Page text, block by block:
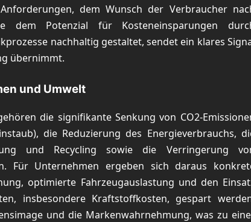
dem Wunsch der Verbraucher
dem Potenzial für Kosteneinsparungen
nachhaltig gestaltet, sendet ein klares
übernimmt.
und Umwelt
die signifikante Senkung von CO2-
die Reduzierung des Energieverbrauchs,
und Recycling sowie die Verringerung
Für Unternehmen ergeben sich daraus
optimierte Fahrzeugauslastung und den
insbesondere Kraftstoffkosten, gespart
und die Markenwahrnehmung, was zu